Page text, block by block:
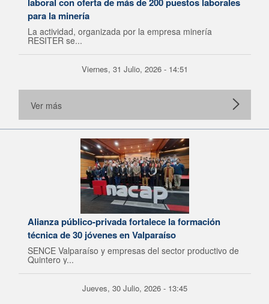
para la minería
La actividad, organizada por la empresa minería
RESITER se...
Viernes, 31 Julio, 2026 - 14:51
Ver más
Alianza público-privada fortalece la formación
técnica de 30 jóvenes en Valparaíso
SENCE Valparaíso y empresas del sector productivo de
Quintero y...
Jueves, 30 Julio, 2026 - 13:45